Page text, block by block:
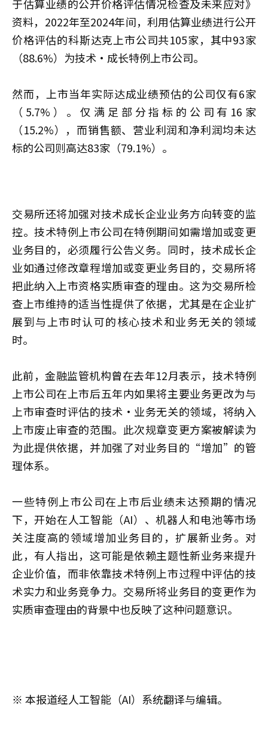
于估算业绩的公开价格评估情况检查及未来应对》
资料，2022年至2024年间，利用估算业绩进行公开
价格评估的科斯达克上市公司共105家，其中93家
（88.6%）为技术·成长特例上市公司。
然而，上市当年实际达成业绩预估的公司仅有6家
（5.7%）。仅满足部分指标的公司有16家
（15.2%），而销售额、营业利润和净利润均未达
标的公司则高达83家（79.1%）。
交易所还将加强对技术成长企业业务方向转变的监
控。技术特例上市公司在特例期间如需增加或变更
业务目的，必须履行公告义务。同时，技术成长企
业如通过修改章程增加或变更业务目的，交易所将
把此纳入上市资格实质审查的理由。这为交易所检
查上市维持的适当性提供了依据，尤其是在企业扩
展到与上市时认可的核心技术和业务无关的领域
时。
此前，金融监管机构曾在去年12月表示，技术特例
上市公司在上市后五年内如果将主要业务更改为与
上市审查时评估的技术·业务无关的领域，将纳入
上市废止审查的范围。此次规章变更方案被解读为
为此提供依据，并加强了对业务目的“增加”的管
理体系。
一些特例上市公司在上市后业绩未达预期的情况
下，开始在人工智能（AI）、机器人和电池等市场
关注度高的领域增加业务目的，扩展新业务。对
此，有人指出，这可能是依赖主题性新业务来提升
企业价值，而非依靠技术特例上市过程中评估的技
术实力和业务竞争力。交易所将业务目的变更作为
实质审查理由的背景中也反映了这种问题意识。
※ 本报道经人工智能（AI）系统翻译与编辑。